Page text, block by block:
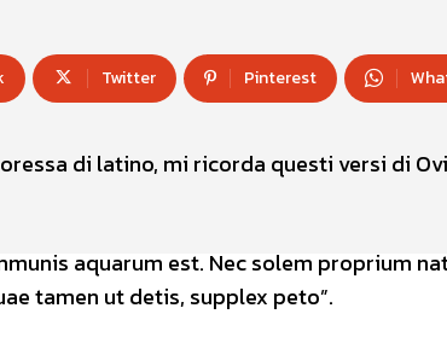
Twitter Pinterest
di latino, mi ricorda questi versi di
aquarum est. Nec solem proprium
tamen ut detis, supplex peto”.